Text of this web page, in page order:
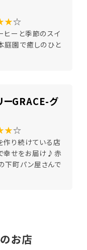
☆
ヒーと季節のスイ
園で癒しのひと
ーGRACE-グ
☆
作り続けている店
幸せをお届け♪赤
下町パン屋さんで
お店